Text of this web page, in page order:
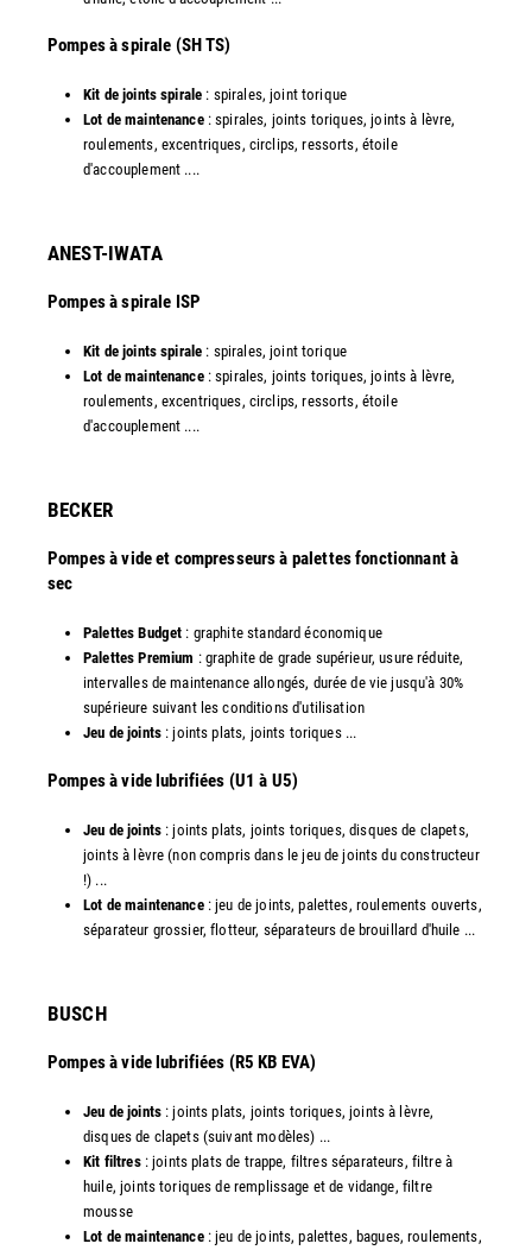
​Pompes à spirale (SH TS)
Kit de joints spirale : spirales, joint torique
Lot de maintenance: spirales, joints toriques, joints à lèvre,
roulements, excentriques, circlips, ressorts, étoile
d'accouplement ....​
ANEST-IWATA
Pompes à spirale ISP
Kit de joints spirale : spirales, joint torique
Lot de maintenance: spirales, joints toriques, joints à lèvre,
roulements, excentriques, circlips, ressorts, étoile
d'accouplement ....
​BECKER
Pompes à vide et compresseurs à palettes fonctionnant à
sec
Palettes Budget : graphite standard économique
Palettes Premium : graphite de grade supérieur, usure réduite,
intervalles de maintenance allongés, durée de vie jusqu'à 30%
supérieure suivant les conditions d'utilisation
Jeu de joints: joints plats, joints toriques ...
​Pompes à vide lubrifiées (U1 à U5)
Jeu de joints: joints plats, joints toriques, disques de clapets,
joints à lèvre (non compris dans le jeu de joints du constructeur
!) ...
Lot de maintenance: jeu de joints, palettes, roulements ouverts,
séparateur grossier, flotteur, séparateurs de brouillard d'huile ...
​BUSCH
Pompes à vide lubrifiées (R5 KB EVA)
Jeu de joints : joints plats, joints toriques, joints à lèvre,
disques de clapets (suivant modèles) ...
Kit filtres: joints plats de trappe, filtres séparateurs, filtre à
huile, joints toriques de remplissage et de vidange, filtre
mousse
Lot de maintenance: jeu de joints, palettes, bagues, roulements,